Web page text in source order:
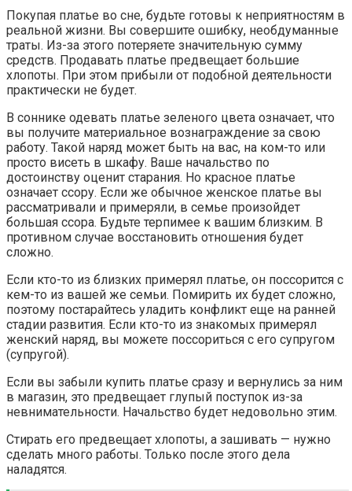
Покупая платье во сне, будьте готовы к неприятностям в
реальной жизни. Вы совершите ошибку, необдуманные
траты. Из-за этого потеряете значительную сумму
средств. Продавать платье предвещает большие
хлопоты. При этом прибыли от подобной деятельности
практически не будет.
В соннике одевать платье зеленого цвета означает, что
вы получите материальное вознаграждение за свою
работу. Такой наряд может быть на вас, на ком-то или
просто висеть в шкафу. Ваше начальство по
достоинству оценит старания. Но красное платье
означает ссору. Если же обычное женское платье вы
рассматривали и примеряли, в семье произойдет
большая ссора. Будьте терпимее к вашим близким. В
противном случае восстановить отношения будет
сложно.
Если кто-то из близких примерял платье, он поссорится с
кем-то из вашей же семьи. Помирить их будет сложно,
поэтому постарайтесь уладить конфликт еще на ранней
стадии развития. Если кто-то из знакомых примерял
женский наряд, вы можете поссориться с его супругом
(супругой).
Если вы забыли купить платье сразу и вернулись за ним
в магазин, это предвещает глупый поступок из-за
невнимательности. Начальство будет недовольно этим.
Стирать его предвещает хлопоты, а зашивать — нужно
сделать много работы. Только после этого дела
наладятся.